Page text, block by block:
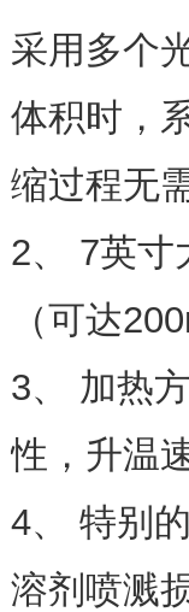
采用多个
体积时，
缩过程无
2、 7英寸
（可达
3、 加热
性，升温
4、 特别
溶剂喷溅